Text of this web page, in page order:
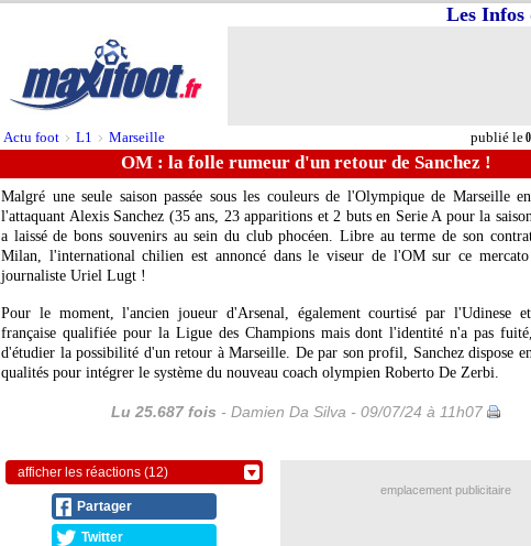
Actu foot > L1 > Marseille publié le
Les Infos
OM : la folle rumeur d'un retour de Sanchez !
Malgré une seule saison passée sous les couleurs de l'Olympique de Marseille
l'attaquant Alexis Sanchez (35 ans, 23 apparitions et 2 buts en Serie A pour la
a laissé de bons souvenirs au sein du club phocéen. Libre au terme de son
Milan, l'international chilien est annoncé dans le viseur de l'OM sur ce
journaliste Uriel Lugt !
Pour le moment, l'ancien joueur d'Arsenal, également courtisé par l'Udinese
française qualifiée pour la Ligue des Champions mais dont l'identité n'a pas
d'étudier la possibilité d'un retour à Marseille. De par son profil, Sanchez dispose
qualités pour intégrer le système du nouveau coach olympien Roberto De Zerbi.
Lu 25.687 fois - Damien Da Silva - 09/07/24 à 11h07
afficher les réactions (12)
Partager
Twitter
emplacement publicitaire